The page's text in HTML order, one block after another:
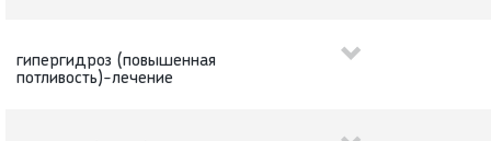
гипергидроз (повышенная
потливость)-лечение